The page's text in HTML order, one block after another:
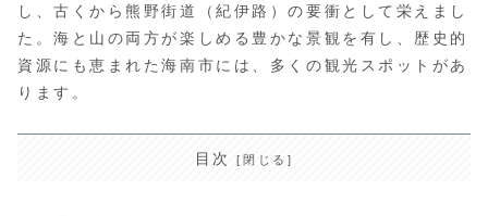
し、古くから熊野街道（紀伊路）の要衝として栄えまし
た。海と山の両方が楽しめる豊かな景観を有し、歴史的
資源にも恵まれた海南市には、多くの観光スポットがあ
ります。
目次